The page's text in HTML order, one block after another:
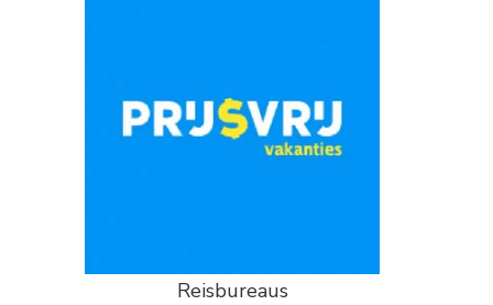
Reisbureaus